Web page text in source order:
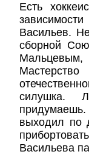
Есть
Васильев.
сборной
силушка.
придумаешь.
выходил по
Васильева